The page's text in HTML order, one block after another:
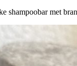
shampoobar met